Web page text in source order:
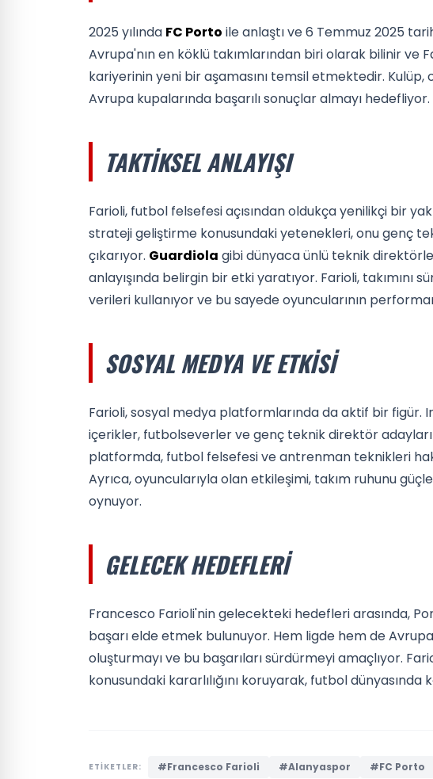
2025 yılında FC Porto ile anlaştı ve 6 Temmuz 2025
Avrupa'nın en köklü takımlarından biri olarak bilinir ve
kariyerinin yeni bir aşamasını temsil etmektedir.
Avrupa kupalarında başarılı sonuçlar almayı hedefliyor.
TAKTIKSEL ANLAYIŞI
Farioli, futbol felsefesi açısından oldukça yenilikçi bir
strateji geliştirme konusundaki yetenekleri, onu genç
çıkarıyor. Guardiola gibi dünyaca ünlü teknik
anlayışında belirgin bir etki yaratıyor. Farioli, takımını
verileri kullanıyor ve bu sayede oyuncularının
SOSYAL MEDYA VE ETKISI
Farioli, sosyal medya platformlarında da aktif bir figür.
içerikler, futbolseverler ve genç teknik direktör adayları
platformda, futbol felsefesi ve antrenman teknikleri
Ayrıca, oyuncularıyla olan etkileşimi, takım ruhunu
oynuyor.
GELECEK HEDEFLERI
Francesco Farioli'nin gelecekteki hedefleri arasında,
başarı elde etmek bulunuyor. Hem ligde hem de
oluşturmayı ve bu başarıları sürdürmeyi amaçlıyor.
konusundaki kararlılığını koruyarak, futbol dünyasında
ETİKETLER: #Francesco Farioli #Alanyaspor #FC Porto